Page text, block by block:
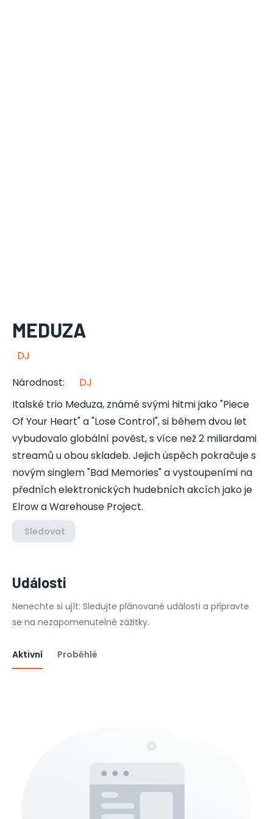
MEDUZA
DJ
Národnost:
DJ
Italské trio Meduza, známé svými hitmi jako "Piece
Of Your Heart" a "Lose Control", si během dvou let
vybudovalo globální pověst, s více než 2 miliardami
streamů u obou skladeb. Jejich úspěch pokračuje s
novým singlem "Bad Memories" a vystoupeními na
předních elektronických hudebních akcích jako je
Elrow a Warehouse Project.
Sledovat
Události
Nenechte si ujít: Sledujte plánované události a připravte
se na nezapomenutelné zážitky.
Aktivní Proběhlé